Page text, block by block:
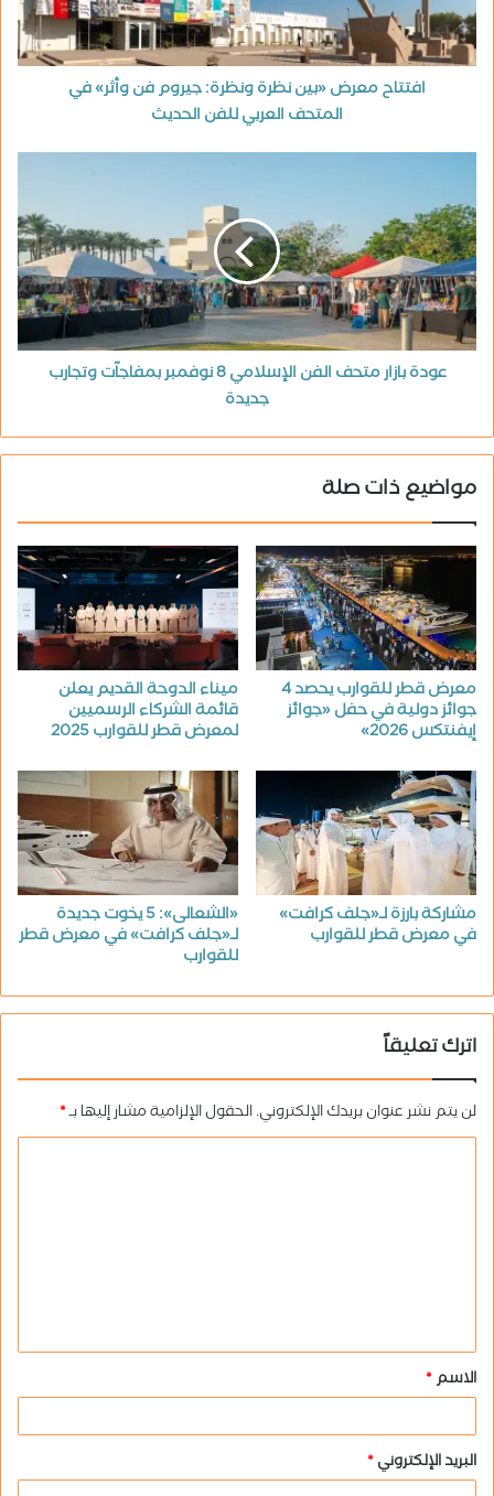
افتتاح معرض «بين نظرة ونظرة: جيروم فن وأثر» في
المتحف العربي للفن الحديث
عودة بازار متحف الفن الإسلامي 8 نوفمبر بمفاجآت وتجارب
جديدة
مواضيع ذات صلة
معرض قطر للقوارب يحصد 4
جوائز دولية في حفل «جوائز
إيفنتكس 2026»
ميناء الدوحة القديم يعلن
قائمة الشركاء الرسميين
لمعرض قطر للقوارب 2025
مشاركة بارزة لـ«جلف كرافت»
في معرض قطر للقوارب
«الشعالى»: 5 يخوت جديدة
لـ«جلف كرافت» في معرض قطر
للقوارب
اترك تعليقاً
لن يتم نشر عنوان بريدك الإلكتروني.الحقول الإلزامية مشار إليها بـ*
ق
*
الاسم*
البريد الإلكتروني*